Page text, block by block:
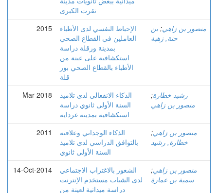
تقرت الكبرى
2015
الإحباط النفسي لدى الأطباء
العاملين في القطاع الصحي
بمدينة ورقلة دراسة
استكشافية على عينة من
الأطباء بالقطاع الصحي بور
قلة
منصور بن زاهي; بن
حنة, زهية
Mar-2018
الذكاء الانفعالي لدى تلاميذ
السنة الأولى ثانوي دراسة
استكشافية بمدينة غرداية
رشيد خطارة;
منصور بن زاهي
2011
الذكاء الوجداني وعلاقته
بالتوافق الدراسي لدى تلاميذ
السنة الأولى ثانوي
منصور بن زاهي;
خطارة, رشید
14-Oct-2014
الشعور بالاغتراب الاجتماعي
لدى الشباب مستخدم الإنترنت
دراسة ميدانية لعينة من
منصور بن زاهي;
سمية بن عمارة